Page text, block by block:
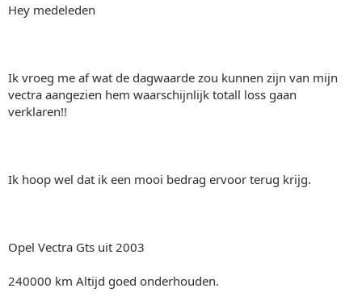
t
m
Hey medeleden
Ik vroeg me af wat de dagwaarde zou kunnen zijn van mijn
vectra aangezien hem waarschijnlijk totall loss gaan
verklaren!!
Ik hoop wel dat ik een mooi bedrag ervoor terug krijg.
Opel Vectra Gts uit 2003
240000 km Altijd goed onderhouden.